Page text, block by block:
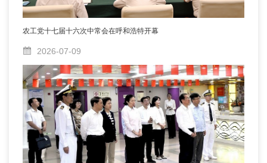
农工党十七届十六次中常会在呼和浩特开幕
2026-07-09